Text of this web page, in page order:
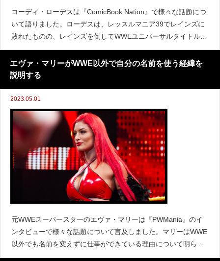
コーディ・ローデスは『ComicBook Nation』で様々な話題につ
いて語りました。ローデスは、レッスルマニア39でレインズに
敗れたものの、レインズを倒してWWEユニバーサルタイトルを
獲得するという目標は今も変わっていないと語っています。
「目標は変わっていないというのが一番しっく
エヴァ・マリーがWWE以外で自分の名前を使う経緯を
説明する
2023.05.01
元WWEスーパースターのエヴァ・マリーは『PWMania』のイ
ンタビューで様々な話題について言及しました。マリーはWWE
以外でも名前を変えずに仕事ができている理由について明らか
にしています。「これまでにインタビューでその話をしたこと